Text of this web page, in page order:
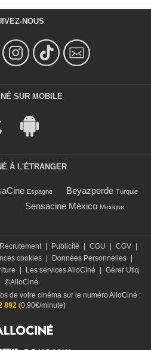
NOUS
SUR MOBILE
À L'ÉTRANGER
Espagne Beyazperde Turquie
Sensacine México Mexique
Recrutement Publicité CGU CGV
cookies Données Personnelles
Les services AlloCiné
Gérer Utiq
©AlloCiné
de votre cinéma sur le numéro AlloCiné :
892(0,90€/minute)